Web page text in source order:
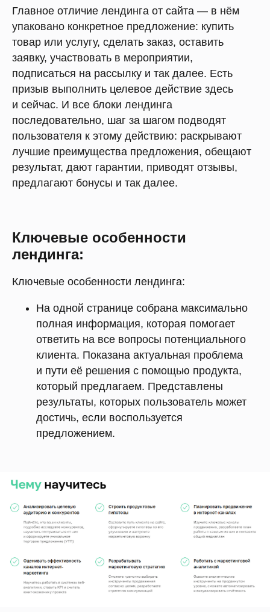
Главное отличие лендинга от сайта — в нём
упаковано конкретное предложение: купить
товар или услугу, сделать заказ, оставить
заявку, участвовать в мероприятии,
подписаться на рассылку и так далее. Есть
призыв выполнить целевое действие здесь
и сейчас. И все блоки лендинга
последовательно, шаг за шагом подводят
пользователя к этому действию: раскрывают
лучшие преимущества предложения, обещают
результат, дают гарантии, приводят отзывы,
предлагают бонусы и так далее.
Ключевые особенности
лендинга:
Ключевые особенности лендинга:
На одной странице собрана максимально
полная информация, которая помогает
ответить на все вопросы потенциального
клиента. Показана актуальная проблема
и пути её решения с помощью продукта,
который предлагаем. Представлены
результаты, которых пользователь может
достичь, если воспользуется
предложением.